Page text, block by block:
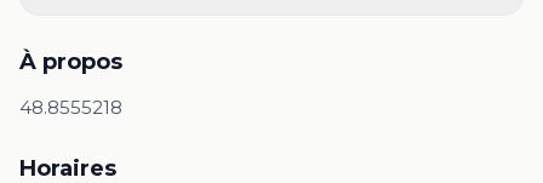
À propos
48.8555218
Horaires